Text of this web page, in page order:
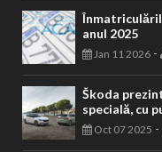
anul 2025
Jan 11 2026 -
Škoda
specială, cu
Oct 07 2025 -